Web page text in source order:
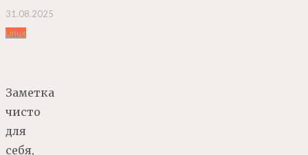
31.08.2025
Linux
Заметка
чисто
для
себя,